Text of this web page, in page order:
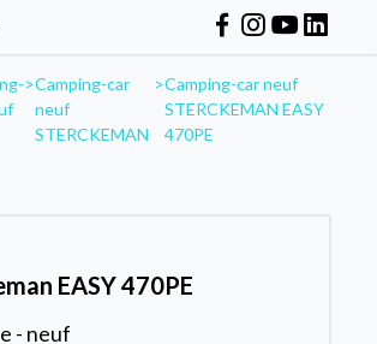
>Camping-car
neuf
STERCKEMAN
>Camping-car neuf
STERCKEMAN EASY
470PE
EASY 470PE
- neuf